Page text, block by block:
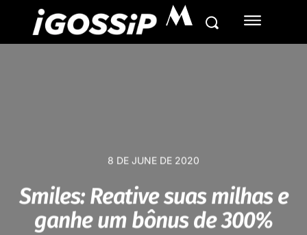
M
8 DE JUNE DE 2020
Smiles: Reative suas milhas e
ganhe um bônus de 300%